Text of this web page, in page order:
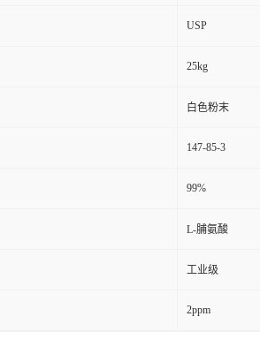
USP
25kg
白色粉末
147-85-3
99%
L-脯氨酸
工业级
2ppm